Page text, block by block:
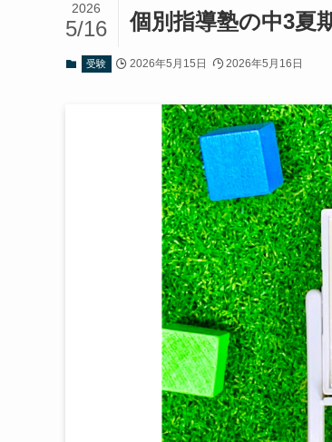
個別指導塾の中3夏
2026
5/16
受験 2026年5月15日 2026年5月16日